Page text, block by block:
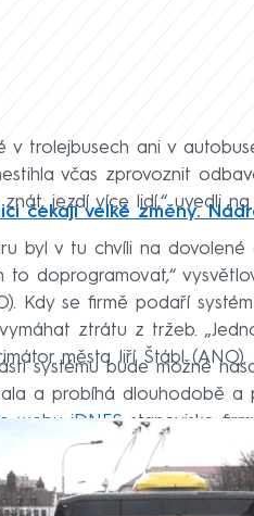
v trolejbusech ani v
včas zprovoznit
jezdí více lidí,“ uvedli
čekají velké změny.
byl v tu chvíli na dovolené
to doprogramovat,“
Kdy se firmě podaří
ztrátu z tržeb.
města Jiří Štábl (ANO).
systému bude možné
a probíhá dlouhodobě a
webu iDNESstanovisko